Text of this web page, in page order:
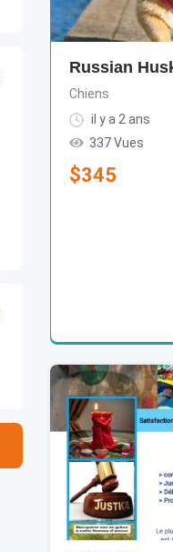
Russian
Chiens
il y a 2 ans
337 Vues
$345